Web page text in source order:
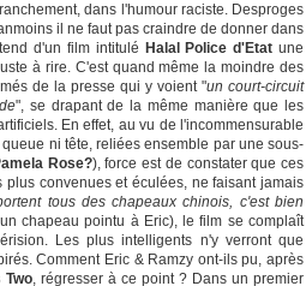
dans l'humour raciste. Desproges
il ne faut pas craindre de donner dans
d'un film intitulé Halal Police d'Etat une
à rire. C'est quand même la moindre des
de la presse qui y voient "un court-circuit
", se drapant de la même manière que les
En effet, au vu de l'incommensurable
ni tête, reliées ensemble par une sous-
Rose?), force est de constater que ces
convenues et éculées, ne faisant jamais
tous des chapeaux chinois, c'est bien
chapeau pointu à Eric), le film se complaît
Les plus intelligents n'y verront que
Comment Eric & Ramzy ont-ils pu, après
Two, régresser à ce point ? Dans un premier